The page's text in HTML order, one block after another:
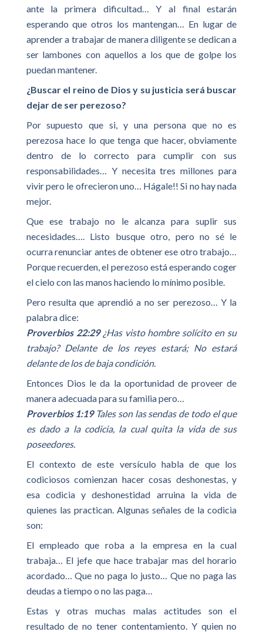
ante la primera dificultad… Y al final estarán
esperando que otros los mantengan… En lugar de
aprender a trabajar de manera diligente se dedican a
ser lambones con aquellos a los que de golpe los
puedan mantener.
¿Buscar el reino de Dios y su justicia será buscar
dejar de ser perezoso?
Por supuesto que si, y una persona que no es
perezosa hace lo que tenga que hacer, obviamente
dentro de lo correcto para cumplir con sus
responsabilidades… Y necesita tres millones para
vivir pero le ofrecieron uno… Hágale!! Si no hay nada
mejor.
Que ese trabajo no le alcanza para suplir sus
necesidades…. Listo busque otro, pero no sé le
ocurra renunciar antes de obtener ese otro trabajo…
Porque recuerden, el perezoso está esperando coger
el cielo con las manos haciendo lo mínimo posible.
Pero resulta que aprendió a no ser perezoso… Y la
palabra dice:
Proverbios 22:29 ¿Has visto hombre solícito en su
trabajo? Delante de los reyes estará; No estará
delante de los de baja condición.
Entonces Dios le da la oportunidad de proveer de
manera adecuada para su familia pero…
Proverbios 1:19 Tales son las sendas de todo el que
es dado a la codicia, la cual quita la vida de sus
poseedores.
El contexto de este versículo habla de que los
codiciosos comienzan hacer cosas deshonestas, y
esa codicia y deshonestidad arruina la vida de
quienes las practican. Algunas señales de la codicia
son:
El empleado que roba a la empresa en la cual
trabaja… El jefe que hace trabajar mas del horario
acordado… Que no paga lo justo… Que no paga las
deudas a tiempo o no las paga…
Estas y otras muchas malas actitudes son el
resultado de no tener contentamiento. Y quien no